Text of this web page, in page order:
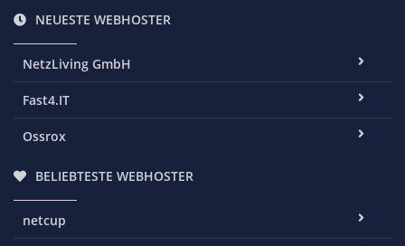
NEUESTE WEBHOSTER
NetzLiving GmbH
Fast4.IT
Ossrox
BELIEBTESTE WEBHOSTER
netcup